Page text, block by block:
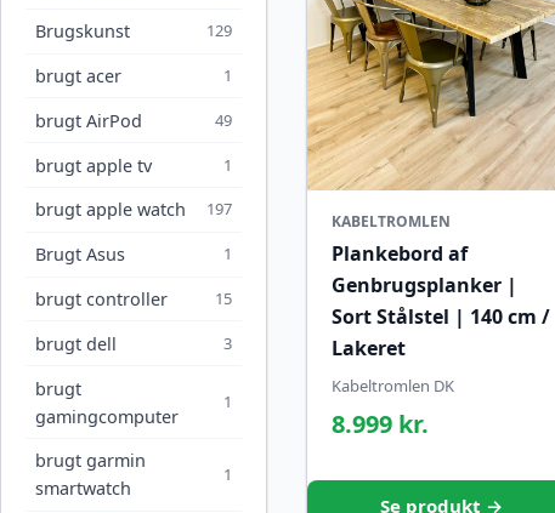
Brugskunst 129
brugt acer 1
brugt AirPod 49
brugt apple tv 1
brugt apple watch 197
Brugt Asus 1
brugt controller 15
brugt dell 3
brugt
gamingcomputer
1
brugt garmin
smartwatch
1
KABELTROMLEN
Plankebord af
Genbrugsplanker |
Sort Stålstel | 140 cm /
Lakeret
Kabeltromlen DK
8.999 kr.
Se produkt →